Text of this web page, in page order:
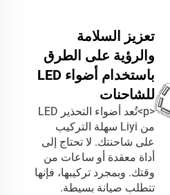
تعزيز السلامة
والرؤية على الطرق
باستخدام أضواء LED
للشاحنات
<p>تُعد أضواء التحذير LED
من Liyi سهلة التركيب
على شاحنتك. لا تحتاج إلى
أداة معقدة أو ساعات من
وقتك. وبمجرد تركيبها، فإنها
تتطلب صيانة بسيطة.